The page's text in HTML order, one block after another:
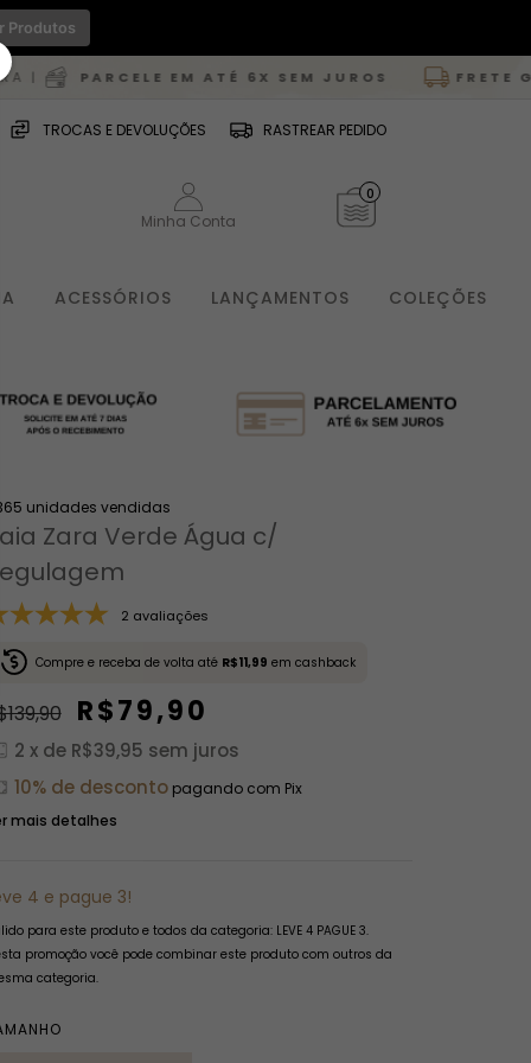
Produtos
EM ATÉ 6X SEM JUROS FRETE GRÁTIS PARA
TROCAS E DEVOLUÇÕES RASTREAR PEDIDO
Minha Conta
0
ACESSÓRIOS LANÇAMENTOS COLEÇÕES
unidades vendidas
Zara Verde Água c/
2 avaliações
Compre e receba de volta até R$11,99 em cashback
R$79,90
2 x de R$39,95 sem juros
10% de descontopagando com Pix
mais detalhes
4 e pague 3!
para este produto e todos da categoria: LEVE 4 PAGUE 3.
promoção você pode combinar este produto com outros da
categoria.